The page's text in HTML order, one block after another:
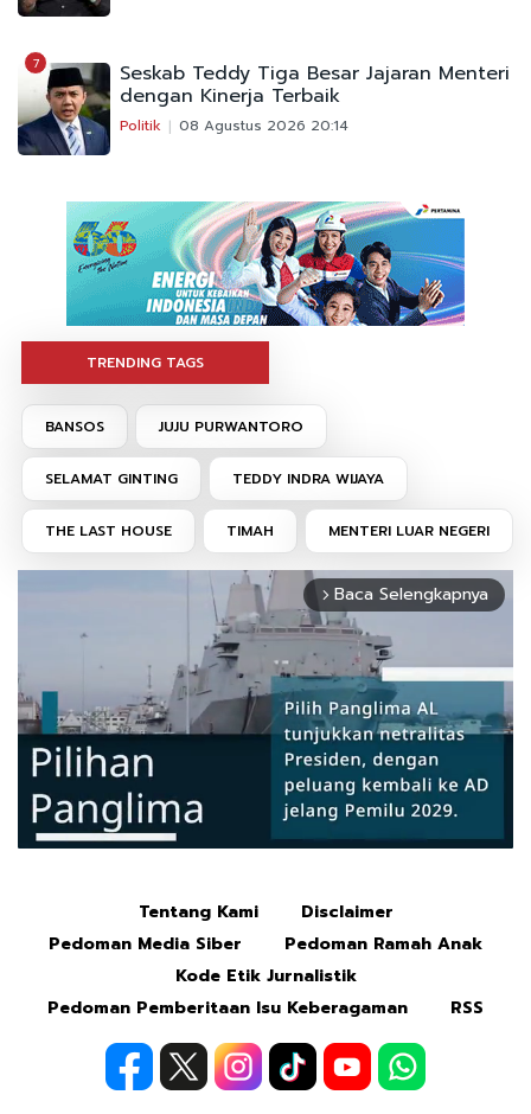
7 Seskab Teddy Tiga Besar Jajaran Menteri
dengan Kinerja Terbaik
Politik 08 Agustus 2026 20:14
TRENDING TAGS
BANSOS JUJU PURWANTORO
SELAMAT GINTING TEDDY INDRA WIJAYA
THE LAST HOUSE TIMAH MENTERI LUAR NEGERI
arrow_forward_ios Baca Selengkapnya
Tentang Kami
Disclaimer
Pedoman Media Siber
Pedoman Ramah Anak
Kode Etik Jurnalistik
Pedoman Pemberitaan Isu Keberagaman
RSS